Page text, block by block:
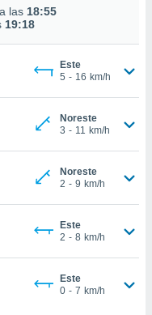
las 18:55
19:18
Este
5 - 16 km/h
Noreste
3 - 11 km/h
Noreste
2 - 9 km/h
Este
2 - 8 km/h
Este
0 - 7 km/h